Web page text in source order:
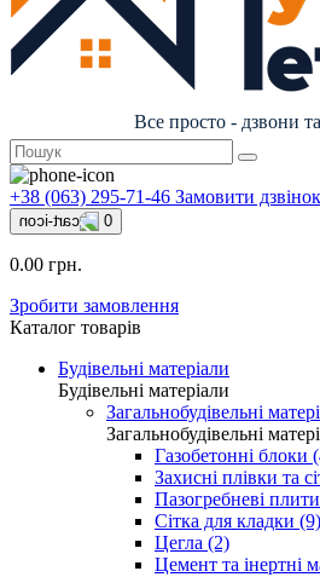
Все просто - дзвони
+38 (063) 295-71-46 Замовити дзвінок
0
0.00 грн.
Зробити замовлення
Каталог товарів
Будівельні матеріали
Будівельні матеріали
Загальнобудівельні
Загальнобудівельні
Газобетонні блоки
Захисні плівки та
Пазогребневі
Сітка для кладки (9)
Цегла (2)
Цемент та інертні